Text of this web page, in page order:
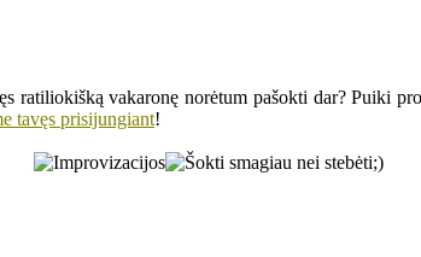
ratiliokišką vakaronę norėtum pašokti dar? Puiki
tavęs prisijungiant!